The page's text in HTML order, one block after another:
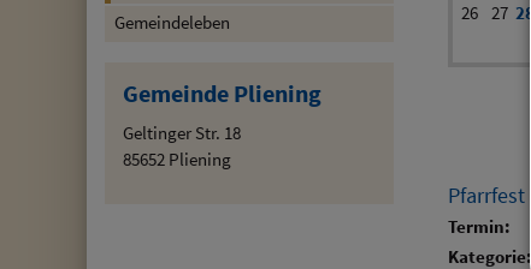
Gemeindeleben
Gemeinde Pliening
Geltinger Str. 18
85652 Pliening
26 27 28
Pfarrfest
Termin:
Kategorie: